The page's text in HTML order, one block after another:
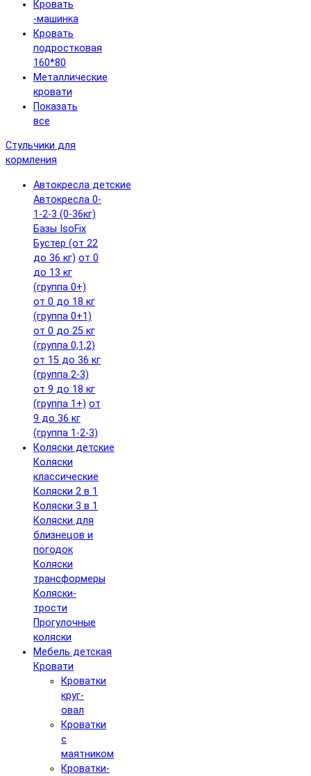
Кровать
-машинка
Кровать
подростковая
160*80
Металлические
кровати
Показать
все
Стульчики для
кормления
Автокресла детские
Автокресла 0-
1-2-3 (0-36кг)
Базы IsoFix
Бустер (от 22
до 36 кг) от 0
до 13 кг
(группа 0+)
от 0 до 18 кг
(группа 0+1)
от 0 до 25 кг
(группа 0,1,2)
от 15 до 36 кг
(группа 2-3)
от 9 до 18 кг
(группа 1+) от
9 до 36 кг
(группа 1-2-3)
Коляски детские
Коляски
классические
Коляски 2 в 1
Коляски 3 в 1
Коляски для
близнецов и
погодок
Коляски
трансформеры
Коляски-
трости
Прогулочные
коляски
Мебель детская
Кровати
Кроватки
круг-
овал
Кроватки
с
маятником
Кроватки-